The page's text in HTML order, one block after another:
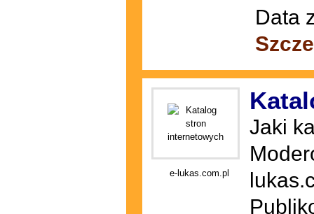
Data
e-lukas.com.pl
Jaki